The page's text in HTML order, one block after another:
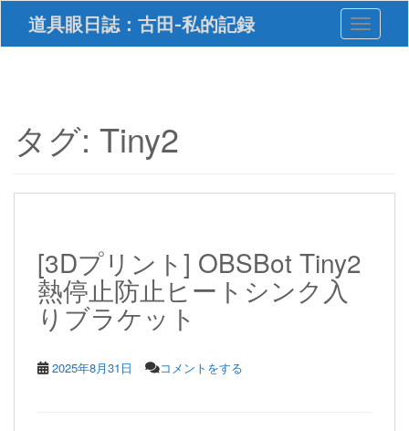
i
道具眼日誌：古田-私的記録 Toggle
タグ: Tiny2
[3Dプリント] OBSBot Tiny2
熱停止防止ヒートシンク入
りブラケット
2025年8月31日 コメントをする